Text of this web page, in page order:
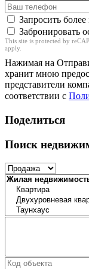
Запросить
Забронировать
This site is protected by
apply.
Нажимая на
хранит мною
представители
соответствии с
Поделиться
Поиск